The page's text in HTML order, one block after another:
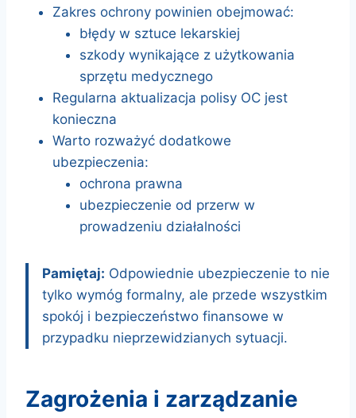
Zakres ochrony powinien obejmować:
błędy w sztuce lekarskiej
szkody wynikające z użytkowania
sprzętu medycznego
Regularna aktualizacja polisy OC jest
konieczna
Warto rozważyć dodatkowe
ubezpieczenia:
ochrona prawna
ubezpieczenie od przerw w
prowadzeniu działalności
Pamiętaj: Odpowiednie ubezpieczenie to nie
tylko wymóg formalny, ale przede wszystkim
spokój i bezpieczeństwo finansowe w
przypadku nieprzewidzianych sytuacji.
zagrożenia i zarządzanie